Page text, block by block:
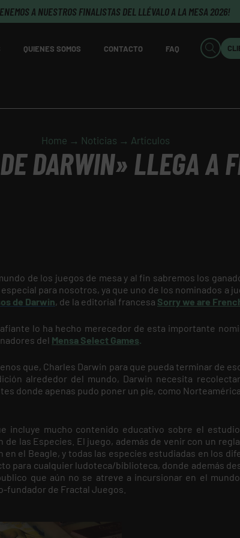
A NUESTROS FINALISTAS DEL LLÉVALO A LA MESA 2026!
QUIENES SOMOS CONTACTO FAQ
Home → Noticias → Artículos
DARWIN» LLEGA A
de los juegos de mesa y al fin sabremos los
para nosotros, ya que uno de los nominados a
de Darwin, de la editorial francesa Sorry we are
lo ha hecho merecedor de esta importante
del Mensa Select Games.
que, Charles Darwin para que pueda terminar de
alrededor del mundo, Darwin necesita
donde apenas pudo poner un pie, como
incluye mucho contenido educativo sobre el
las Especies. El juego, además de venir con un
el Beagle, y todas las especies estudiadas en los
para cualquier ludoteca/biblioteca, donde además
que aún no se atreve a incursionar en el
fundador de Fractal Juegos.